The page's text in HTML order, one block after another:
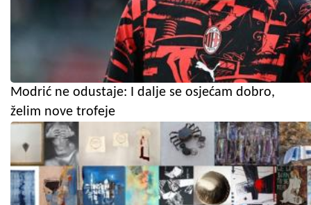
Modrić ne odustaje: I dalje se osjećam dobro,
želim nove trofeje